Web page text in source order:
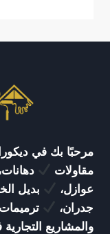
تركيب
بديل
والفللمرحبًا بك في
مقاولات
عوازل،
بديل
جدران،
والمشاريع